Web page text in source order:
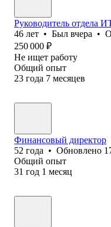
Руководитель отдела
46 лет • Был вчера •
250 000 ₽
Не ищет работу
Общий опыт
23 года 7 месяцев
Финансовый директор
52 года • Обновлено
Общий опыт
31 год 1 месяц